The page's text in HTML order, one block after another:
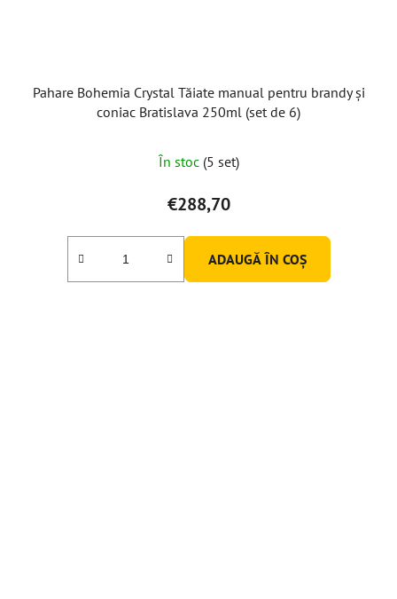
Pahare Bohemia Crystal Tăiate manual pentru brandy și
coniac Bratislava 250ml (set de 6)
În stoc (5 set)
€288,70
ADAUGĂ ÎN COŞ